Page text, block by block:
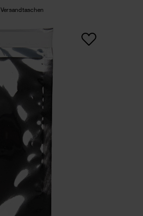
Versandtaschen